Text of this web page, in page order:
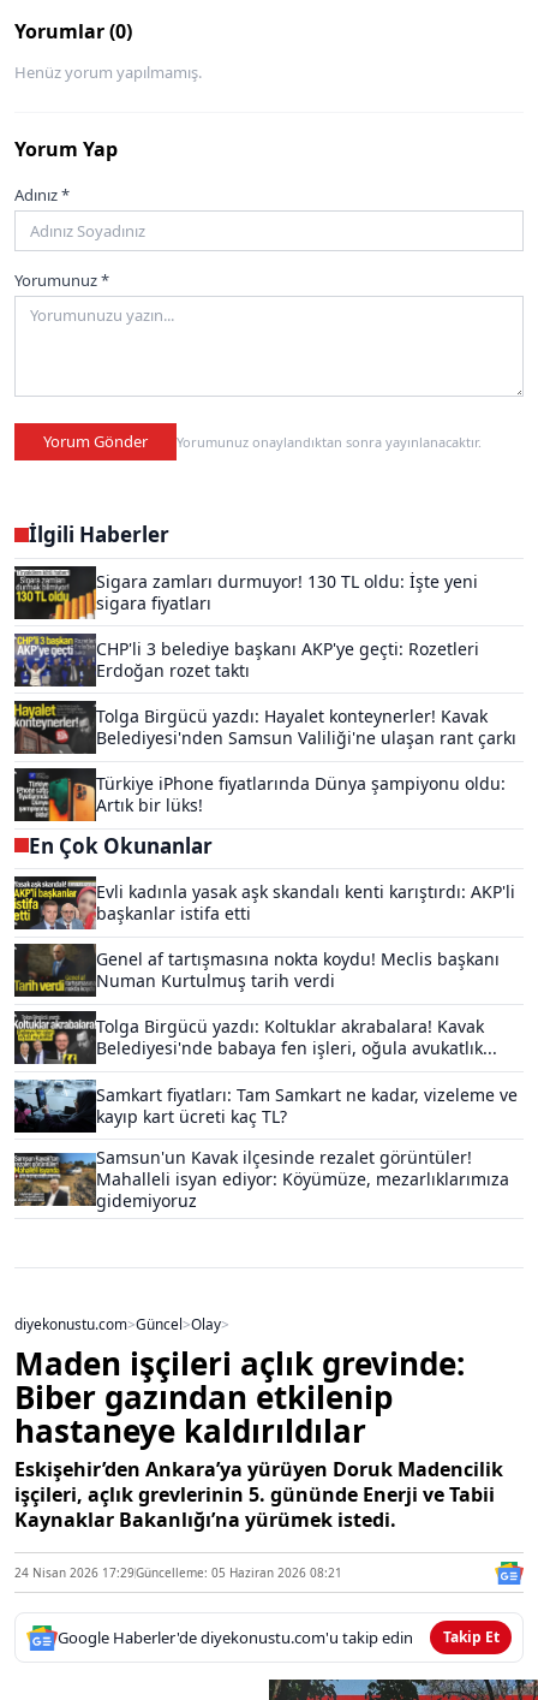
Yorumlar (0)
Henüz yorum yapılmamış.
Yorum Yap
Adınız *
Yorumunuz *
Yorum Gönder Yorumunuz onaylandıktan sonra yayınlanacaktır.
İlgili Haberler
Sigara zamları durmuyor! 130 TL oldu: İşte yeni
sigara fiyatları
CHP'li 3 belediye başkanı AKP'ye geçti: Rozetleri
Erdoğan rozet taktı
Tolga Birgücü yazdı: Hayalet konteynerler! Kavak
Belediyesi'nden Samsun Valiliği'ne ulaşan rant çarkı
Türkiye iPhone fiyatlarında Dünya şampiyonu oldu:
Artık bir lüks!
En Çok Okunanlar
Evli kadınla yasak aşk skandalı kenti karıştırdı: AKP'li
başkanlar istifa etti
Genel af tartışmasına nokta koydu! Meclis başkanı
Numan Kurtulmuş tarih verdi
Tolga Birgücü yazdı: Koltuklar akrabalara! Kavak
Belediyesi'nde babaya fen işleri, oğula avukatlık...
Samkart fiyatları: Tam Samkart ne kadar, vizeleme ve
kayıp kart ücreti kaç TL?
Samsun'un Kavak ilçesinde rezalet görüntüler!
Mahalleli isyan ediyor: Köyümüze, mezarlıklarımıza
gidemiyoruz
diyekonustu.com>Güncel>Olay>
Maden işçileri açlık grevinde:
Biber gazından etkilenip
hastaneye kaldırıldılar
Eskişehir’den Ankara’ya yürüyen Doruk Madencilik
işçileri, açlık grevlerinin 5. gününde Enerji ve Tabii
Kaynaklar Bakanlığı’na yürümek istedi.
24 Nisan 2026 17:29Güncelleme: 05 Haziran 2026 08:21
Google Haberler'de diyekonustu.com'u takip edin Takip Et